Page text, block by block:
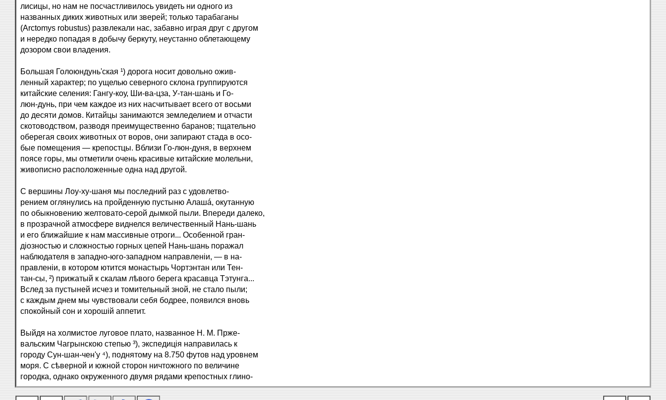
лисицы, но нам не посчастливилось увидеть ни одного из
названных диких животных или зверей; только тарабаганы
(Arctomys robustus) развлекали нас, забавно играя друг с другом
и нередко попадая в добычу беркуту, неустанно облетающему
дозором свои владения.
Большая Голоюндунь'ская ¹) дорога носит довольно ожив-
ленный характер; по ущелью северного склона группируются
китайские селения: Гангу-коу, Ши-ва-цза, У-тан-шань и Го-
люн-дунь, при чем каждое из них насчитывает всего от восьми
до десяти домов. Китайцы занимаются земледелием и отчасти
скотоводством, разводя преимущественно баранов; тщательно
оберегая своих животных от воров, они запирают стада в осо-
бые помещения — крепостцы. Вблизи Го-люн-дуня, в верхнем
поясе горы, мы отметили очень красивые китайские мoлельни,
живописно расположенные одна над другой.
С вершины Лоу-ху-шаня мы последний раз с удовлетво-
рением оглянулись на пройденную пустыню Алашá, окутанную
по обыкновению желтовато-серой дымкой пыли. Впереди далеко,
в прозрачной атмосфере виднелся величественный Нань-шань
и его ближайшие к нам массивные отроги... Особенной гран-
діозностью и сложностью горных цепей Нань-шань поражал
наблюдателя в западно-юго-западном направленіи, — в на-
правленіи, в котором ютится монастырь Чортэнтан или Тен-
тан-сы, ²) прижатый к скалам лѣвого берега красавца Тэтунга...
Вслед за пустыней исчез и томительный зной, не стало пыли;
с каждым днем мы чувствовали себя бодрее, появился вновь
спокойный сон и хорошій аппетит.
Выйдя на холмистое луговое плато, названное Н. М. Прже-
вальским Чагрынскою степью ³), экспедиція направилась к
городу Сун-шан-чен'у ⁴), поднятому на 8.750 футов над уровнем
моря. С сѣверной и южной сторон ничтожного по величине
городка, однако окруженного двумя рядами крепостных глино-